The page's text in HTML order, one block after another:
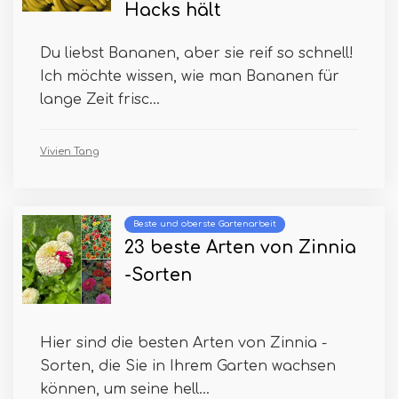
Hacks hält
Du liebst Bananen, aber sie reif so schnell!
Ich möchte wissen, wie man Bananen für
lange Zeit frisc...
Vivien Tang
Beste und oberste Gartenarbeit
23 beste Arten von Zinnia
-Sorten
Hier sind die besten Arten von Zinnia -
Sorten, die Sie in Ihrem Garten wachsen
können, um seine hell...